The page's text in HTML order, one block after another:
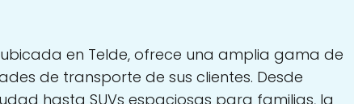
en Telde, ofrece una amplia gama de
de transporte de sus clientes. Desde
hasta SUVs espaciosas para familias, la